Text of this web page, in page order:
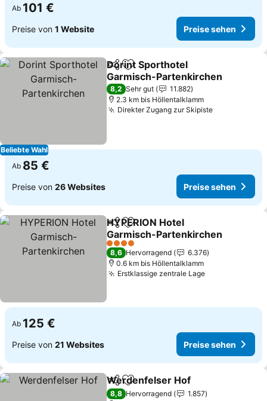
Ab 101 €
Preise von 1 Website Preise sehen
Beliebte Wahl
TeilenZu Favoriten hinzufügen
Dorint Sporthotel
Garmisch-Partenkirchen
Preise sehen
8,2 Sehr gut
11.882
2.3 km bis Höllentalklamm
Direkter Zugang zur SkipistePreise
Ab 85 €
Preise von 26 Websites Preise sehen
TeilenZu Favoriten hinzufügen
HYPERION Hotel
Garmisch-Partenkirchen
Preise sehen
4 Sterne
8,6 Hervorragend
6.376
0.6 km bis Höllentalklamm
Erstklassige zentrale LagePreise sehen
Ab 125 €
Preise von 21 Websites Preise sehen
TeilenZu Favoriten hinzufügen
Werdenfelser Hof
8,8 Hervorragend
1.857